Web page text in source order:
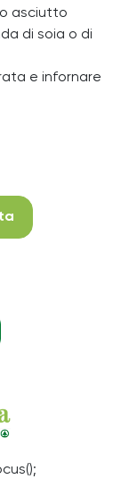
asciutto
di soia o di
e infornare